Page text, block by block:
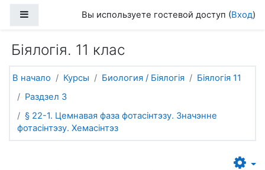
Боковая панельВы используете гостевой доступ (Вход)
Біялогія. 11 клас
В начало Курсы Биология / Біялогія
Біялогія 11
Раздзел 3
§ 22-1. Цемнавая фаза фотасінтэзу. Значэнне
фотасінтэзу. Хемасінтэз